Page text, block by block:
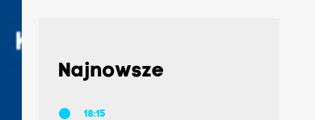
Najnowsze
18:15